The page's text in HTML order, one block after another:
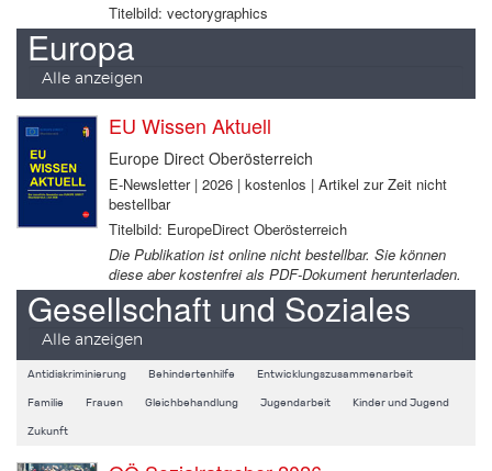
Titelbild: vectorygraphics
Europa
Alle anzeigen
EU Wissen Aktuell
Europe Direct Oberösterreich
E-Newsletter | 2026 | kostenlos | Artikel zur Zeit nicht
bestellbar
Titelbild: EuropeDirect Oberösterreich
Die Publikation ist online nicht bestellbar. Sie können
diese aber kostenfrei als PDF-Dokument herunterladen.
Gesellschaft und Soziales
Alle anzeigen
Antidiskriminierung Behindertenhilfe Entwicklungszusammenarbeit
Familie Frauen Gleichbehandlung Jugendarbeit Kinder und Jugend
Zukunft